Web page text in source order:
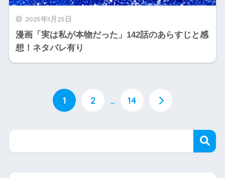
2025年1月25日
漫画「実は私が本物だった」142話のあらすじと感
想！ネタバレ有り
1 2 … 14